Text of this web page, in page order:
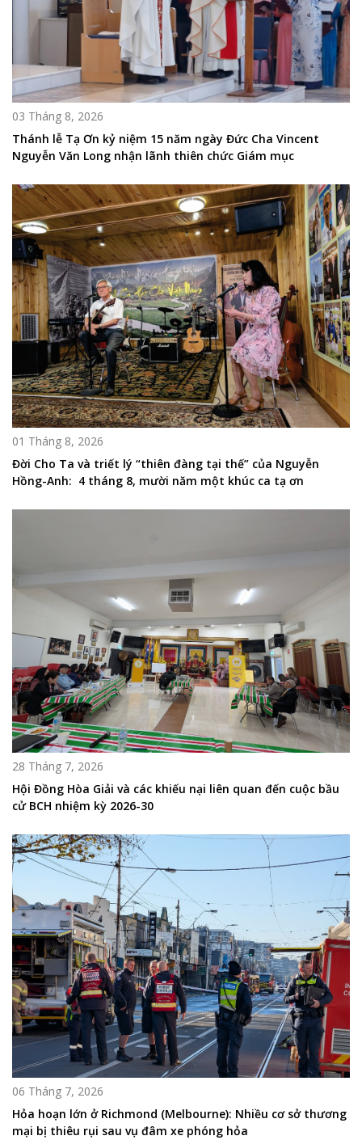
03 Tháng 8, 2026
Thánh lễ Tạ Ơn kỷ niệm 15 năm ngày Đức Cha Vincent
Nguyễn Văn Long nhận lãnh thiên chức Giám mục
01 Tháng 8, 2026
Đời Cho Ta và triết lý “thiên đàng tại thế” của Nguyễn
Hồng-Anh: 4 tháng 8, mười năm một khúc ca tạ ơn
28 Tháng 7, 2026
Hội Đồng Hòa Giải và các khiếu nại liên quan đến cuộc bầu
cử BCH nhiệm kỳ 2026-30
06 Tháng 7, 2026
Hỏa hoạn lớn ở Richmond (Melbourne): Nhiều cơ sở thương
mại bị thiêu rụi sau vụ đâm xe phóng hỏa